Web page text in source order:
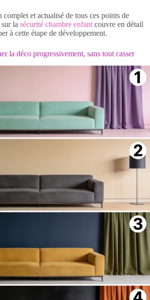
et actualisé de tous ces points de
la sécurité chambre enfant couvre en détail
à cette étape de développement.
la déco progressivement, sans tout casser